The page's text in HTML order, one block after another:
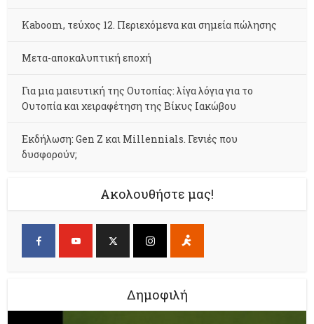
Kaboom, τεύχος 12. Περιεχόμενα και σημεία πώλησης
Μετα-αποκαλυπτική εποχή
Για μια μαιευτική της Ουτοπίας: λίγα λόγια για το
Ουτοπία και χειραφέτηση της Βίκυς Ιακώβου
Εκδήλωση: Gen Z και Millennials. Γενιές που
δυσφορούν;
Ακολουθήστε μας!
Δημοφιλή